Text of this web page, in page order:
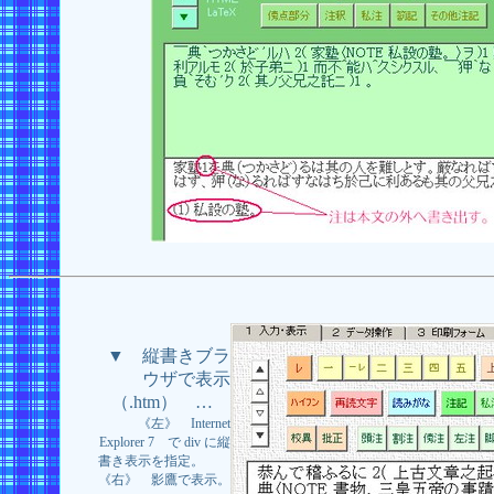
▼ 縦書きブラ
ウザで表示
（.htm） …
《左》 Internet
Explorer 7 で div に縦
書き表示を指定。
《右》 影鷹で表示。